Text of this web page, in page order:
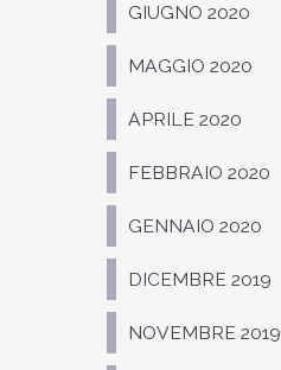
GIUGNO 2020
MAGGIO 2020
APRILE 2020
FEBBRAIO 2020
GENNAIO 2020
DICEMBRE 2019
NOVEMBRE 2019